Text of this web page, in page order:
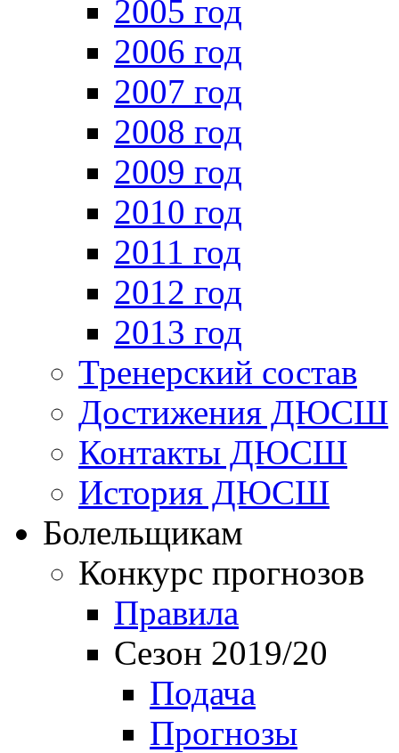
2005 год
2006 год
2007 год
2008 год
2009 год
2010 год
2011 год
2012 год
2013 год
Тренерский состав
Достижения ДЮСШ
Контакты ДЮСШ
История ДЮСШ
Болельщикам
Конкурс прогнозов
Правила
Сезон 2019/20
Подача
Прогнозы